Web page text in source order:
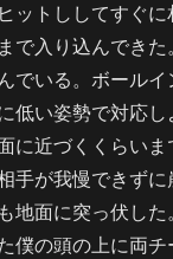
ヒットししてすぐ
まで入り込んでき
でいる。ボール
低い姿勢で対応
に近づくくらいま
手が我慢できず
も地面に突っ伏し
僕の頭の上に両